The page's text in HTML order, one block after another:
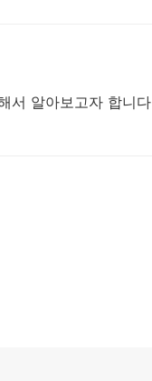
서 알아보고자 합니다